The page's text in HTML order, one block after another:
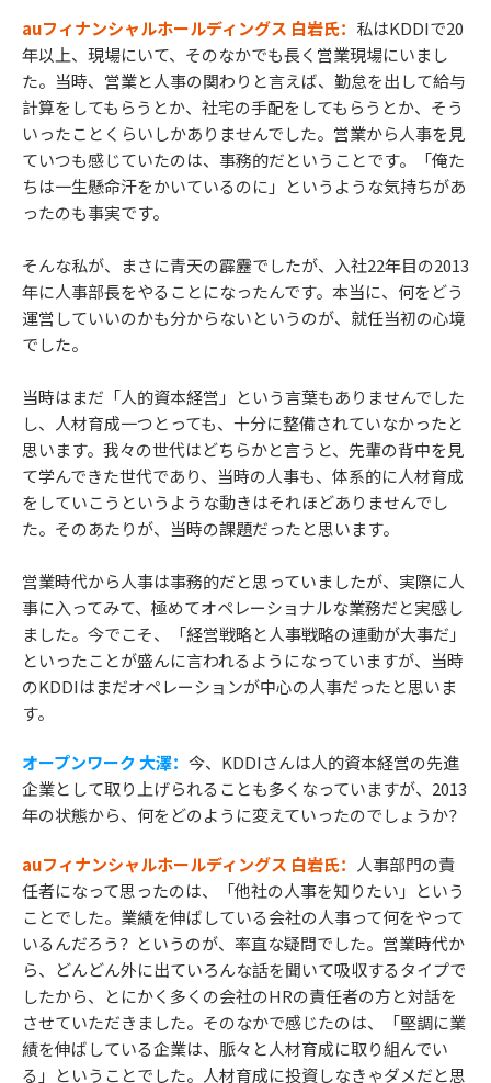
auフィナンシャルホールディングス 白岩氏： 私はKDDIで20
年以上、現場にいて、そのなかでも長く営業現場にいまし
た。当時、営業と人事の関わりと言えば、勤怠を出して給与
計算をしてもらうとか、社宅の手配をしてもらうとか、そう
いったことくらいしかありませんでした。営業から人事を見
ていつも感じていたのは、事務的だということです。「俺た
ちは一生懸命汗をかいているのに」というような気持ちがあ
ったのも事実です。
そんな私が、まさに青天の霹靂でしたが、入社22年目の2013
年に人事部長をやることになったんです。本当に、何をどう
運営していいのかも分からないというのが、就任当初の心境
でした。
当時はまだ「人的資本経営」という言葉もありませんでした
し、人材育成一つとっても、十分に整備されていなかったと
思います。我々の世代はどちらかと言うと、先輩の背中を見
て学んできた世代であり、当時の人事も、体系的に人材育成
をしていこうというような動きはそれほどありませんでし
た。そのあたりが、当時の課題だったと思います。
営業時代から人事は事務的だと思っていましたが、実際に人
事に入ってみて、極めてオペレーショナルな業務だと実感し
ました。今でこそ、「経営戦略と人事戦略の連動が大事だ」
といったことが盛んに言われるようになっていますが、当時
のKDDIはまだオペレーションが中心の人事だったと思いま
す。
オープンワーク 大澤： 今、KDDIさんは人的資本経営の先進
企業として取り上げられることも多くなっていますが、2013
年の状態から、何をどのように変えていったのでしょうか？
auフィナンシャルホールディングス 白岩氏： 人事部門の責
任者になって思ったのは、「他社の人事を知りたい」という
ことでした。業績を伸ばしている会社の人事って何をやって
いるんだろう？というのが、率直な疑問でした。営業時代か
ら、どんどん外に出ていろんな話を聞いて吸収するタイプで
したから、とにかく多くの会社のHRの責任者の方と対話を
させていただきました。そのなかで感じたのは、「堅調に業
績を伸ばしている企業は、脈々と人材育成に取り組んでい
る」ということでした。人材育成に投資しなきゃダメだと思